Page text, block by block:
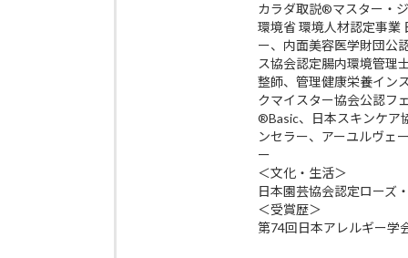
カラダ取説®マスター・
環境省 環境人材認定事業
ー、内面美容医学財団公
ス協会認定腸内環境管理
整師、管理健康栄養イン
クマイスター協会公認フ
®Basic、日本スキンケア
ンセラー、アーユルヴェ
ー
＜文化・生活＞
日本園芸協会認定ローズ
＜受賞歴＞
第74回日本アレルギー学